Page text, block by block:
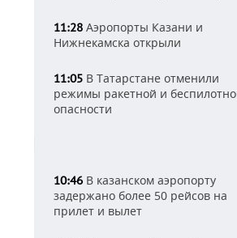
11:28 Аэропорты Казани и
Нижнекамска открыли
11:05 В Татарстане отменили
режимы ракетной и
опасности
10:46 В казанском аэропорту
задержано более 50 рейсов на
прилет и вылет